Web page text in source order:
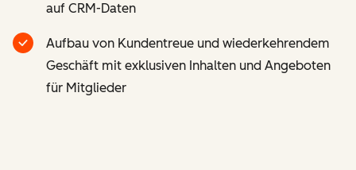
auf CRM-Daten
Aufbau von Kundentreue und wiederkehrendem
Geschäft mit exklusiven Inhalten und Angeboten
für Mitglieder